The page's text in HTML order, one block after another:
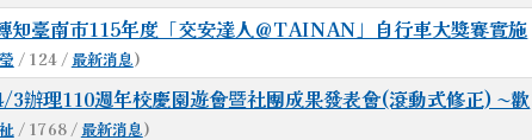
知臺南市115年度「交安達人＠TAINAN」自行車大獎賽實施
/ 124 / 最新消息)
3辦理110週年校慶園遊會暨社團成果發表會(滾動式修正) ~歡
/ 1768 / 最新消息)